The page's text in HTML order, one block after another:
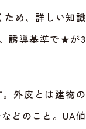
め、詳しい知識
誘導基準で★が3
外皮とは建物の
どのこと。UA値